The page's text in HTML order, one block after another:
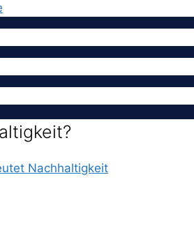
Nachhaltigkeit